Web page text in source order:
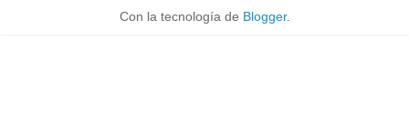
Con la tecnología de Blogger.